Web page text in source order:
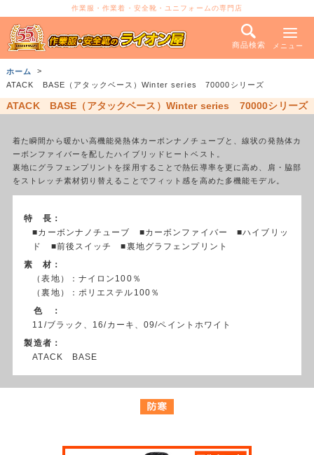
作業服・作業着・安全靴・ユニフォームの専門店
商品検索 メニュー
ホーム
ATACK BASE（アタックベース）Winter series 70000シリーズ
ATACK BASE（アタックベース）Winter series 70000シリーズ
着た瞬間から暖かい高機能発熱体カーボンナノチューブと、線状の発熱体カ
ーボンファイバーを配したハイブリッドヒートベスト。
裏地にグラフェンプリントを採用することで熱伝導率を更に高め、肩・脇部
をストレッチ素材切り替えることでフィット感を高めた多機能モデル。
特 長：
■カーボンナノチューブ ■カーボンファイバー ■ハイブリッ
ド ■前後スイッチ ■裏地グラフェンプリント
素 材：
（表地）：ナイロン100％
（裏地）：ポリエステル100％
色 ：
11/ブラック、16/カーキ、09/ペイントホワイト
製造者：
ATACK BASE